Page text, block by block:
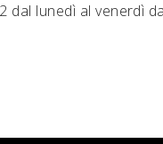
dal lunedì al venerdì